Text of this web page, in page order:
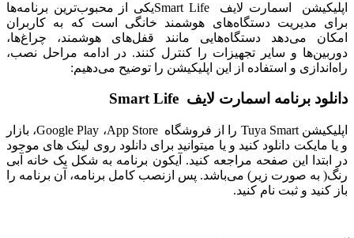
اپلیکیشن اسمارت لایف Smart Lifeیکی از محبوب‌ترین برنامه‌ها
برای مدیریت دستگاه‌های هوشمند خانگی است که به کاربران
امکان می‌دهد دستگاه‌هایی مانند قفل‌های هوشمند، چراغ‌ها،
دوربین‌ها و سایر تجهیزات را کنترل کنند. در ادامه مراحل نصب،
راه‌اندازی و استفاده از این اپلیکیشن را توضیح می‌دهیم:
دانلود برنامه اسمارت لایف Smart Life
اپلیکیشن Tuya Smart را از فروشگاه Google Play ،App Store، بازار
و یا مایکت دانلود کنید و یا میتوانید برای دانلود روی لینک های موجود
در ابتدا این صفحه مراجعه کنید. آیکون برنامه به شکل یک خانه آبی
رنگ( به صورت زیر) می‌باشد. پس ازنصب کامل برنامه، آن برنامه را
باز کنید و ثبت نام کنید.